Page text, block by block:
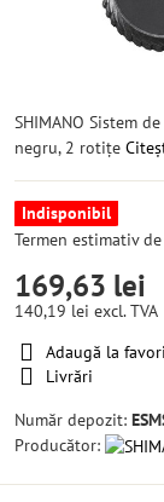
SHIMANO Sistem
negru, 2 rotițe
Indisponibil
Termen estimativ
169,63 lei
140,19 lei excl. TVA
Adaugă la
Livrări
Număr depozit:
Producător: